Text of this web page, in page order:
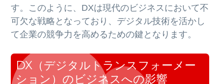
す。このように、DXは現代のビジネスにおいて不
可欠な戦略となっており、デジタル技術を活かし
て企業の競争力を高めるための鍵となります。
DX（デジタルトランスフォーメー
ション）のビジネスへの影響